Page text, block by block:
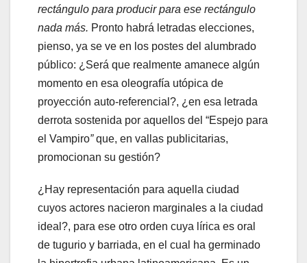
rectángulo para producir para ese rectángulo
nada más. Pronto habrá letradas elecciones,
pienso, ya se ve en los postes del alumbrado
público: ¿Será que realmente amanece algún
momento en esa oleografía utópica de
proyección auto-referencial?, ¿en esa letrada
derrota sostenida por aquellos del “Espejo para
el Vampiro” que, en vallas publicitarias,
promocionan su gestión?
¿Hay representación para aquella ciudad
cuyos actores nacieron marginales a la ciudad
ideal?, para ese otro orden cuya lírica es oral
de tugurio y barriada, en el cual ha germinado